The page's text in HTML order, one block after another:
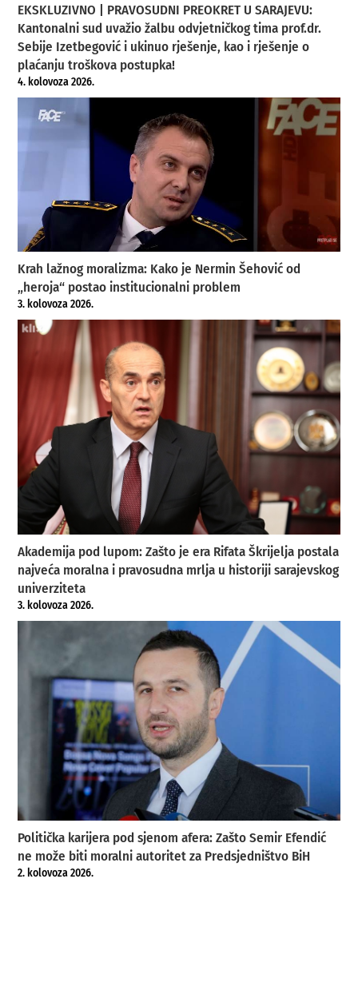
EKSKLUZIVNO | PRAVOSUDNI PREOKRET U SARAJEVU:
Kantonalni sud uvažio žalbu odvjetničkog tima prof.dr.
Sebije Izetbegović i ukinuo rješenje, kao i rješenje o
plaćanju troškova postupka!
4. kolovoza 2026.
Krah lažnog moralizma: Kako je Nermin Šehović od
„heroja“ postao institucionalni problem
3. kolovoza 2026.
Akademija pod lupom: Zašto je era Rifata Škrijelja postala
najveća moralna i pravosudna mrlja u historiji sarajevskog
univerziteta
3. kolovoza 2026.
Politička karijera pod sjenom afera: Zašto Semir Efendić
ne može biti moralni autoritet za Predsjedništvo BiH
2. kolovoza 2026.